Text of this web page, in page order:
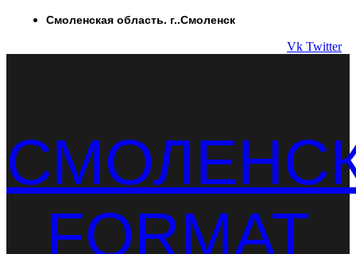
ПерейтиСмоленская область. г..Смоленск
Vk Twitter
FORMAT